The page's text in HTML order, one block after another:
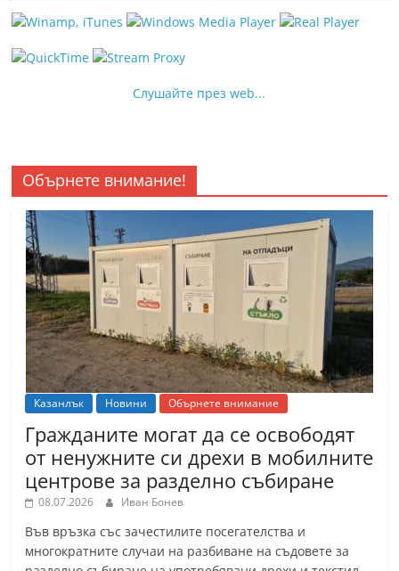
Слушайте през web...
Обърнете внимание!
Казанлък Новини Обърнете внимание
Гражданите могат да се освободят
от ненужните си дрехи в мобилните
центрове за разделно събиране
08.07.2026 Иван Бонев
Във връзка със зачестилите посегателства и
многократните случаи на разбиване на съдовете за